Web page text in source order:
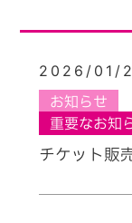
2026/01/
お知らせ
重要なお知
チケット販